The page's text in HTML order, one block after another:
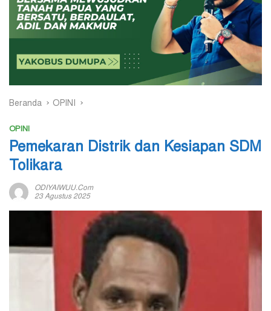
Beranda OPINI
OPINI
Pemekaran Distrik dan Kesiapan SDM
Tolikara
ODIYAIWUU.com
23 Agustus 2025